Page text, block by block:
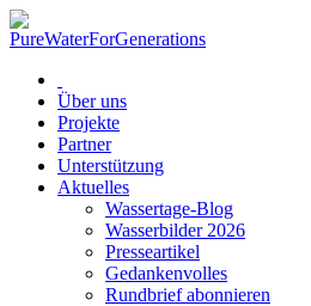
Über uns
Projekte
Partner
Unterstützung
Aktuelles
Wassertage-Blog
Wasserbilder 2026
Presseartikel
Gedankenvolles
Rundbrief abonnieren